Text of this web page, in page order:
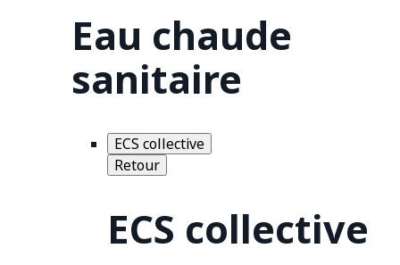
Eau chaude
sanitaire
ECS collective
Retour
ECS collective